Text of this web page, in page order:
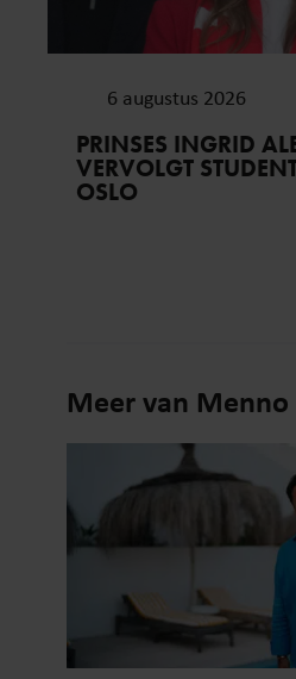
6 augustus 2026
PRINSES INGRID
VERVOLGT
OSLO
Meer van Menno